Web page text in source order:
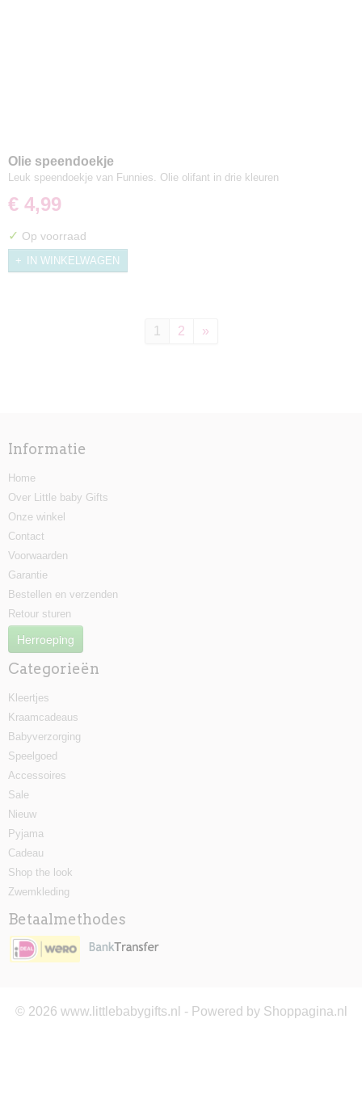
Olie speendoekje
Leuk speendoekje van Funnies. Olie olifant in drie kleuren
€ 4,99
✓ Op voorraad
IN WINKELWAGEN
1 2 »
Informatie
Home
Over Little baby Gifts
Onze winkel
Contact
Voorwaarden
Garantie
Bestellen en verzenden
Retour sturen
Herroeping
Categorieën
Kleertjes
Kraamcadeaus
Babyverzorging
Speelgoed
Accessoires
Sale
Nieuw
Pyjama
Cadeau
Shop the look
Zwemkleding
Betaalmethodes
© 2026 www.littlebabygifts.nl - Powered by Shoppagina.nl